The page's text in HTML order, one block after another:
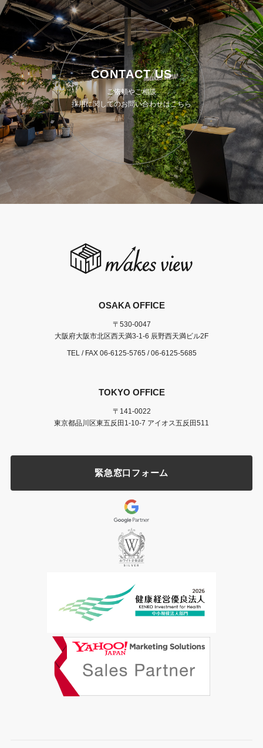
CONTACT US
ご依頼やご相談
採用に関してのお問い合わせはこちら
OSAKA OFFICE
〒530-0047
大阪府大阪市北区西天満3-1-6 辰野西天満ビル2F
TEL / FAX 06-6125-5765/ 06-6125-5685
TOKYO OFFICE
〒141-0022
東京都品川区東五反田1-10-7 アイオス五反田511
緊急窓口フォーム